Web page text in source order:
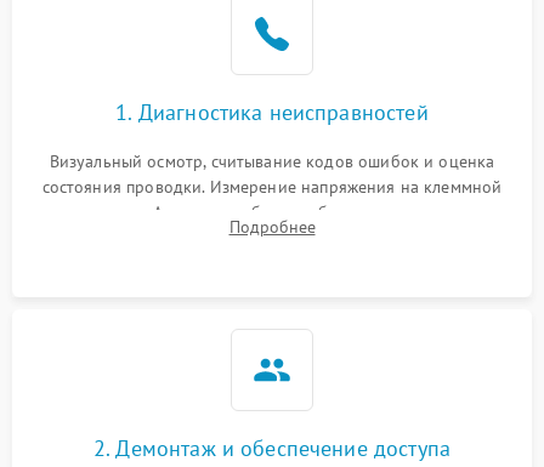
1. Диагностика неисправностей
Визуальный осмотр, считывание кодов ошибок и оценка
состояния проводки. Измерение напряжения на клеммной
колодке. Анализ жалоб на проблемы с нагревом,
конвекцией, панелью управления или блокировкой дверцы.
Подробнее
2. Демонтаж и обеспечение доступа